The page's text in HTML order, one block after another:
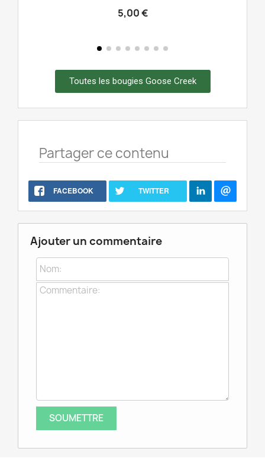
5,00 €
Toutes les bougies Goose Creek
Partager ce contenu
FACEBOOK TWITTER
Ajouter un commentaire